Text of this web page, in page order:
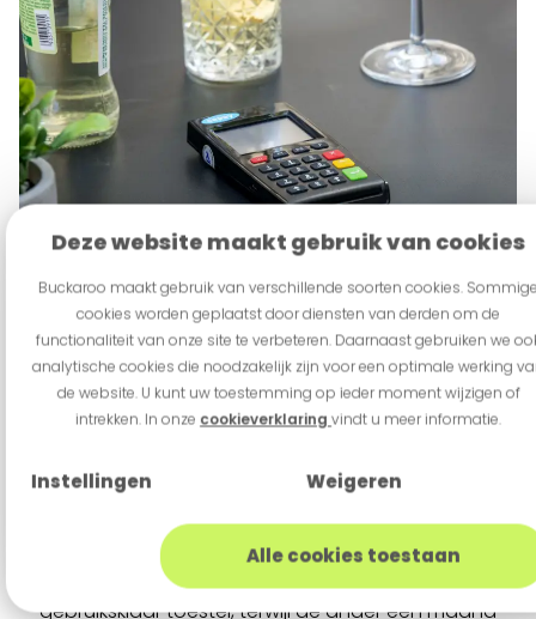
Deze website maakt gebruik van cookies
Buckaroo maakt gebruik van verschillende soorten cookies.
cookies worden geplaatst door diensten van derden om de
functionaliteit van onze site te verbeteren. Daarnaast gebruiken we
analytische cookies die noodzakelijk zijn voor een optimale werking
de website. U kunt uw toestemming op ieder moment wijzigen of
intrekken. In onze cookieverklaring vindt u meer informatie.
Instellingen Weigeren
Alle cookies toestaan
Uitbetaling van transacties en
levertijd:
Vandaag besteld morgen in huis is de norm die we
gewend zijn vandaag de dag. Bij de aanschaf van
verschilt per leverancier wanneer en hoe een toestel
geleverd wordt. De één levert zo snel mogelijk een
gebruiksklaar toestel, terwijl de ander een maand